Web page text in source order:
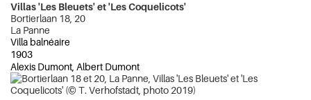
Villas 'Les Bleuets' et 'Les Coquelicots'
Bortierlaan 18, 20
La Panne
Villa balnéaire
1903
Alexis Dumont, Albert Dumont